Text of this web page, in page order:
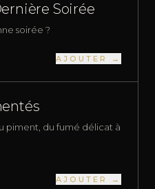
Soirée
soirée ?
AJOUTER →
piment, du fumé délicat à
AJOUTER →
EN STOCK